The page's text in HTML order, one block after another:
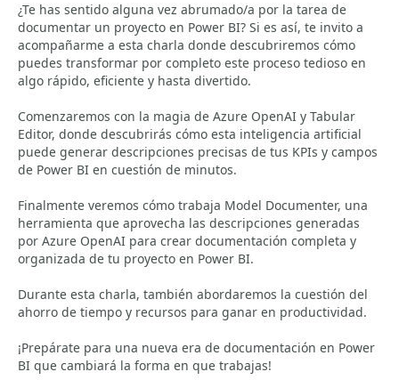
¿Te has sentido alguna vez abrumado/a por la tarea de
documentar un proyecto en Power BI? Si es así, te invito a
acompañarme a esta charla donde descubriremos cómo
puedes transformar por completo este proceso tedioso en
algo rápido, eficiente y hasta divertido.
Comenzaremos con la magia de Azure OpenAI y Tabular
Editor, donde descubrirás cómo esta inteligencia artificial
puede generar descripciones precisas de tus KPIs y campos
de Power BI en cuestión de minutos.
Finalmente veremos cómo trabaja Model Documenter, una
herramienta que aprovecha las descripciones generadas
por Azure OpenAI para crear documentación completa y
organizada de tu proyecto en Power BI.
Durante esta charla, también abordaremos la cuestión del
ahorro de tiempo y recursos para ganar en productividad.
¡Prepárate para una nueva era de documentación en Power
BI que cambiará la forma en que trabajas!